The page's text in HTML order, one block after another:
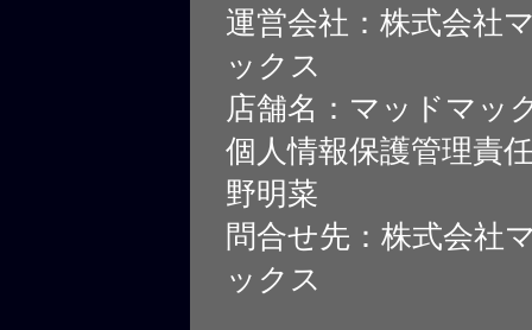
運営会社：株式会社
ックス
店舗名：マッドマッ
個人情報保護管理責
野明菜
問合せ先：株式会社
ックス